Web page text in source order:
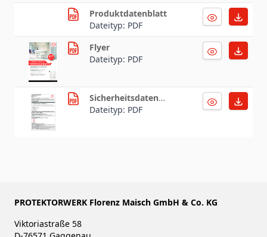
Produktdatenblatt
Dateityp: PDF
Flyer
Dateityp: PDF
Sicherheitsdatenblatt
Dateityp: PDF
PROTEKTORWERK Florenz Maisch GmbH & Co. KG
Viktoriastraße 58